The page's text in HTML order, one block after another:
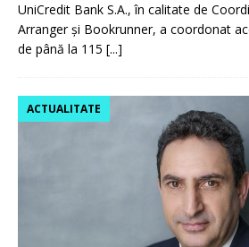
UniCredit Bank S.A., în calitate de
Arranger și Bookrunner, a coordonat
de până la 115 [...]
ACTUALITATE